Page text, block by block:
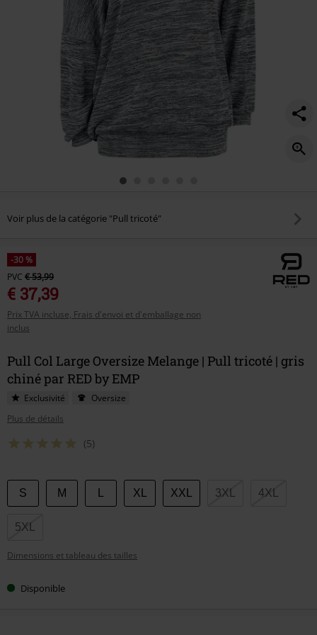
Voir plus de la catégorie "Pull tricoté"
-30 %
PVC € 53,99
€ 37,39
Prix TVA incluse, Frais d'envoi et d'emballage non
inclus
Pull Col Large Oversize Melange | Pull tricoté | gris
chiné par RED by EMP
Exclusivité
Oversize
Plus de détails
(5)
Choisissez
votre
taille
S M XL XXL 3XL 4XL
5XL
Dimensions et tableau des tailles
Disponible